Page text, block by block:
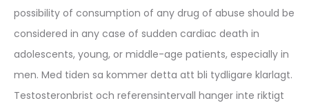
possibility of consumption of any drug of abuse should be
considered in any case of sudden cardiac death in
adolescents, young, or middle-age patients, especially in
men. Med tiden sa kommer detta att bli tydligare klarlagt.
Testosteronbrist och referensintervall hanger inte riktigt